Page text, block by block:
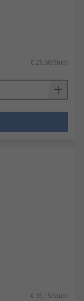
€ 23,60/Stück
€ 35,15/Stück